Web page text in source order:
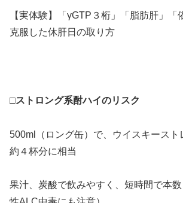
【実体験】「γGTP３桁」「脂肪肝」「
克服した休肝日の取り方
□ストロング系酎ハイのリスク
500ml（ロング缶）で、ウイスキースト
約４杯分に相当
果汁、炭酸で飲みやすく、短時間で本